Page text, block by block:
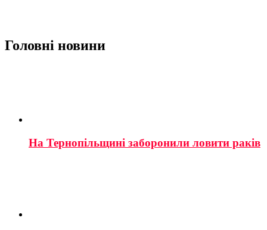
Головні новини
На Тернопільщині заборонили ловити раків